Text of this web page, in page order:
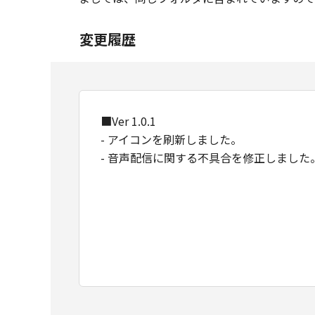
変更履歴
■Ver 1.0.1
- アイコンを刷新しました。
- 音声配信に関する不具合を修正しました